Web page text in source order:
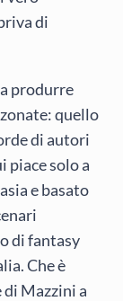
di
produrre
quello
di autori
piace solo a
e basato
di fantasy
Che è
di Mazzini a